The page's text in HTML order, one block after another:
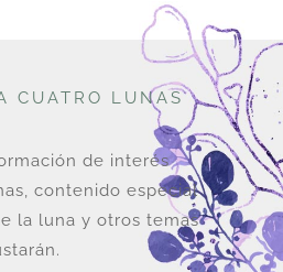
CUATRO LUNAS
de interés
contenido especial
la luna y otros temas